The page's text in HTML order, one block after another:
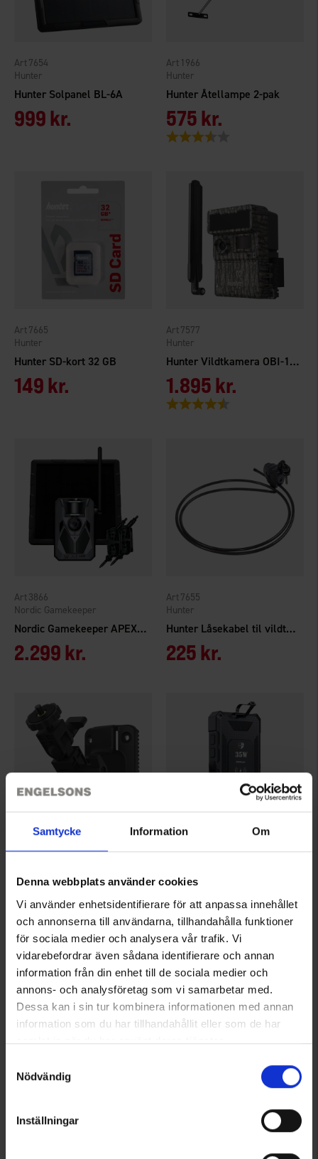
Samtycke Information Om
Denna webbplats använder cookies
Vi använder enhetsidentifierare för att anpassa innehållet
och annonserna till användarna, tillhandahålla funktioner
för sociala medier och analysera vår trafik. Vi
vidarebefordrar även sådana identifierare och annan
information från din enhet till de sociala medier och
annons- och analysföretag som vi samarbetar med.
Dessa kan i sin tur kombinera informationen med annan
information som du har tillhandahållit eller som de har
samlat in när du har använt deras tjänster.
Nödvändig
Inställningar
Hunter Solpanel BL-6A
Hunter
7654
999 kr.
Hunter Åtellampe 2-pak
Hunter
1966
575 kr.
Vurdering:
Hunter SD-kort 32 GB
Hunter
7665
149 kr.
Hunter Vildtkamera OBI-1 Cloud
Hunter
7577
1.895 kr.
Vurdering:
Nordic Gamekeeper APEX ULTRA
Nordic Gamekeeper
3866
2.299 kr.
Hunter Låsekabel til vildtkamera
Hunter
7655
225 kr.
Hunter Monteringsbeslag MB-02
7666
175 kr.
3868
525 kr.
Hunter
Nordic Gamekeeper Ekstern batterikabel 12V APEX